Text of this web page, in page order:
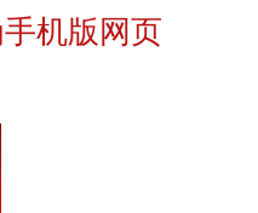
机版网页